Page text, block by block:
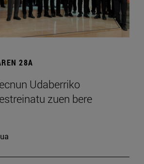
28A
Udaberriko
zuen bere